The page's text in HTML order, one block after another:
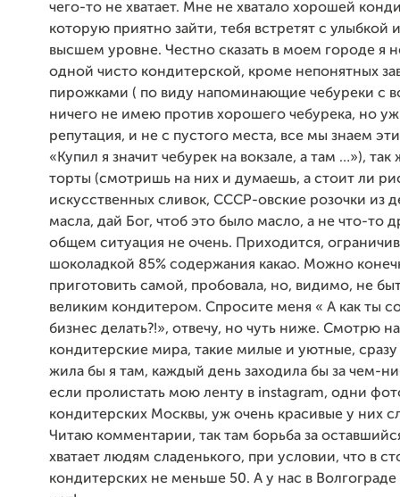
чего-то не хватает. Мне не хватало хорошей
которую приятно зайти, тебя встретят с улыбкой
высшем уровне. Честно сказать в моем городе я
одной чисто кондитерской, кроме непонятных
пирожками ( по виду напоминающие чебуреки с
ничего не имею против хорошего чебурека, но уж
репутация, и не с пустого места, все мы знаем
«Купил я значит чебурек на вокзале, а там …»), так
торты (смотришь на них и думаешь, а стоит ли
искусственных сливок, СССР-овские розочки из
масла, дай Бог, чтоб это было масло, а не что-то
общем ситуация не очень. Приходится,
шоколадкой 85% содержания какао. Можно
приготовить самой, пробовала, но, видимо, не
великим кондитером. Спросите меня « А как ты
бизнес делать?!», отвечу, но чуть ниже. Смотрю на
кондитерские мира, такие милые и уютные,
жила бы я там, каждый день заходила бы за чем-
если пролистать мою ленту в instagram, одни
кондитерских Москвы, уж очень красивые у них
Читаю комментарии, так там борьба за
хватает людям сладенького, при условии, что в
кондитерских не меньше 50. А у нас в